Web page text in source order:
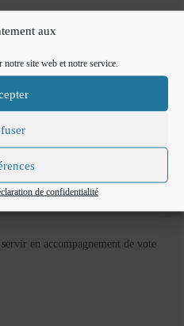
aux
site web et notre service.
de confidentialité
gousse d’ail râpé dans l’huile
d’ingrédients
en accompagnement de vote